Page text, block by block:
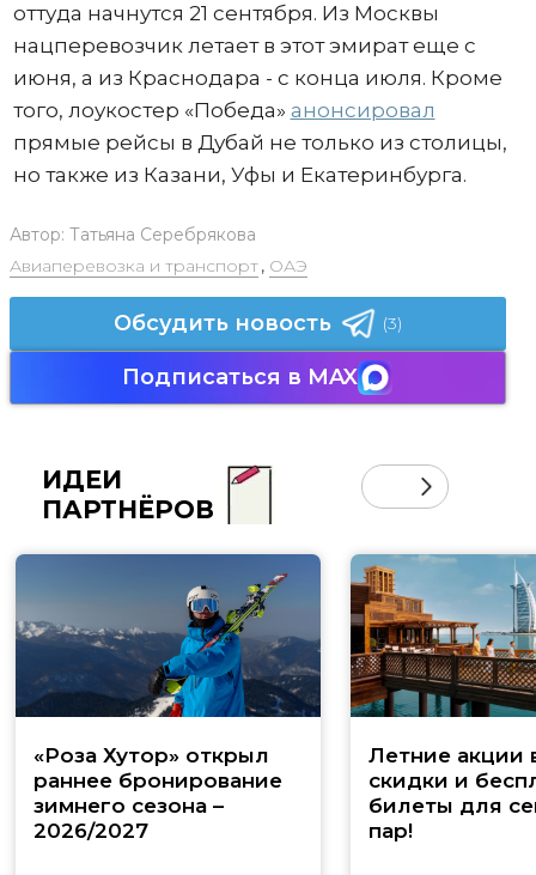
оттуда начнутся 21 сентября. Из Москвы
нацперевозчик летает в этот эмират еще с
июня, а из Краснодара - с конца июля. Кроме
того, лоукостер «Победа» анонсировал
прямые рейсы в Дубай не только из столицы,
но также из Казани, Уфы и Екатеринбурга.
Автор: Татьяна Серебрякова
Авиаперевозка и транспорт, ОАЭ
Обсудить новость (3)
Подписаться в MAX
ИДЕИ
ПАРТНЁРОВ
«Роза Хутор» открыл
раннее бронирование
зимнего сезона –
2026/2027
Летние акции
скидки и
билеты для
пар!